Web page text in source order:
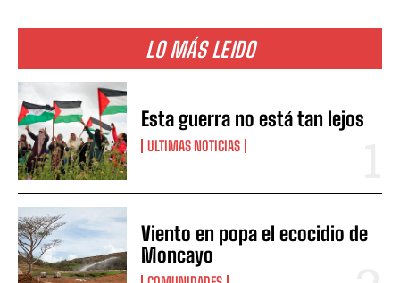
LO MÁS LEIDO
Esta guerra no está tan lejos
ULTIMAS NOTICIAS
Viento en popa el ecocidio de
Moncayo